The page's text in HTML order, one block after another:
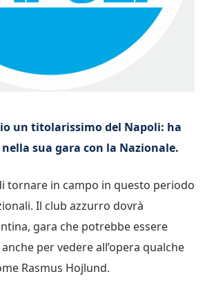
un titolarissimo del Napoli: ha
sua gara con la Nazionale.
tornare in campo in questo periodo
Il club azzurro dovrà
gara che potrebbe essere
per vedere all’opera qualche
Rasmus Hojlund.